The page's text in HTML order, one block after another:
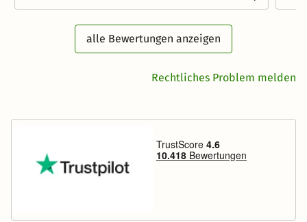
alle Bewertungen anzeigen
Rechtliches Problem melden